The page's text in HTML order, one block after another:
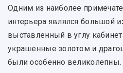
Одним из наиболее
интерьера являлся большой
выставленный в углу
украшенные золотом и
были особенно великолепны.